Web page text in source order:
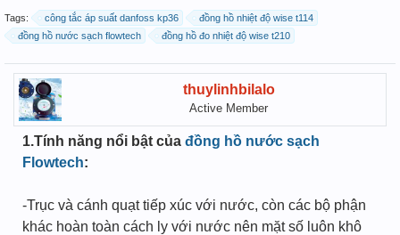
Tags: công tắc áp suất danfoss kp36
đồng hồ nhiệt độ wise t114
đồng hồ nước sạch flowtech
đồng hồ đo nhiệt độ wise t210
thuylinhbilalo
Active Member
1.Tính năng nổi bật của đồng hồ nước sạch
Flowtech:
-Trục và cánh quạt tiếp xúc với nước, còn các bộ phận
khác hoàn toàn cách ly với nước nên mặt số luôn khô